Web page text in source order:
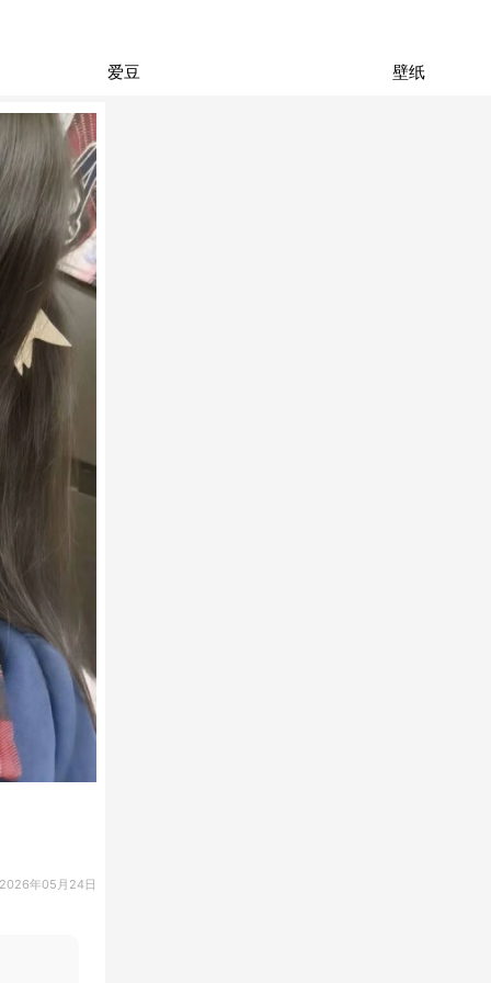
爱豆 壁纸
2026年05月24日